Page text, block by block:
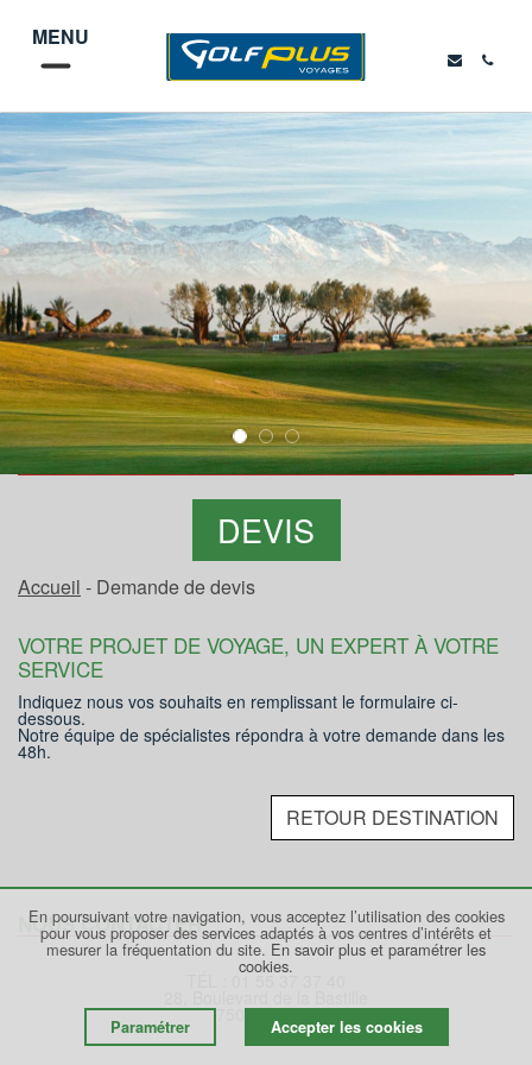
MENU
DEVIS
Accueil - Demande de devis
VOTRE PROJET DE VOYAGE, UN EXPERT À VOTRE
SERVICE
Indiquez nous vos souhaits en remplissant le formulaire ci-
dessous.
Notre équipe de spécialistes répondra à votre demande dans les
48h.
RETOUR DESTINATION
NOUS CONTACTER
75012 PARIS
En poursuivant votre navigation, vous acceptez l’utilisation des cookies
pour vous proposer des services adaptés à vos centres d’intérêts et
mesurer la fréquentation du site. En savoir plus et paramétrer les
cookies.
Paramétrer Accepter les cookies